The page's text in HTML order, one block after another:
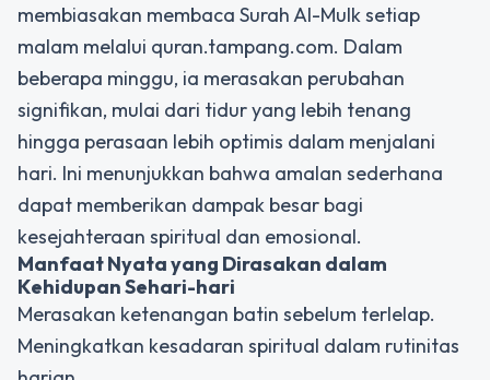
membiasakan membaca Surah Al-Mulk setiap
malam melalui quran.tampang.com. Dalam
beberapa minggu, ia merasakan perubahan
signifikan, mulai dari tidur yang lebih tenang
hingga perasaan lebih optimis dalam menjalani
hari. Ini menunjukkan bahwa amalan sederhana
dapat memberikan dampak besar bagi
kesejahteraan spiritual dan emosional.
Manfaat Nyata yang Dirasakan dalam
Kehidupan Sehari-hari
Merasakan ketenangan batin sebelum terlelap.
Meningkatkan kesadaran spiritual dalam rutinitas